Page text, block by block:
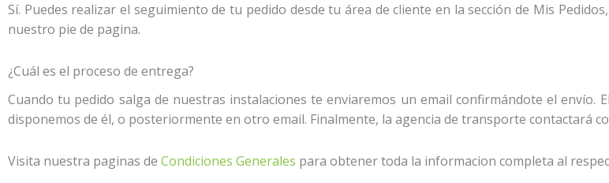
Sí. Puedes realizar el seguimiento de tu pedido desde tu área de cliente en la sección de Mis
nuestro pie de pagina.
¿Cuál es el proceso de entrega?
Cuando tu pedido salga de nuestras instalaciones te enviaremos un email confirmándote el
disponemos de él, o posteriormente en otro email. Finalmente, la agencia de transporte contactará
Visita nuestra paginas de Condiciones Generales para obtener toda la informacion completa al